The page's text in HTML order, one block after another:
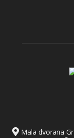
Mala dvorana